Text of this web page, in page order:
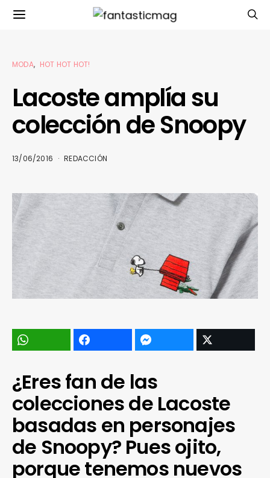
MODA HOT HOT HOT!
Lacoste amplía su
colección de Snoopy
13/06/2016 REDACCIÓN
¿Eres fan de las
colecciones de Lacoste
basadas en personajes
de Snoopy? Pues ojito,
porque tenemos nuevos